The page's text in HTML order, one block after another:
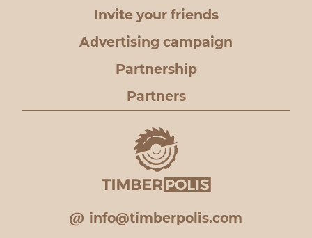
Invite your friends
Advertising campaign
Partnership
Partners
info@timberpolis.com